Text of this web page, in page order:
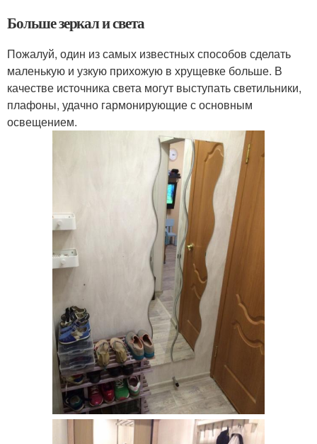
Больше зеркал и света
Пожалуй, один из самых известных способов сделать
маленькую и узкую прихожую в хрущевке больше. В
качестве источника света могут выступать светильники,
плафоны, удачно гармонирующие с основным
освещением.